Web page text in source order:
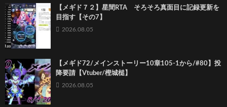
【メギド７２】星間RTA そろそろ真面目に記録更新を
目指す【その7】
2026.08.05
【メギド72/メインストーリー10章105-1から/#80】投
降要請【Vtuber/樫城槌】
2026.08.05